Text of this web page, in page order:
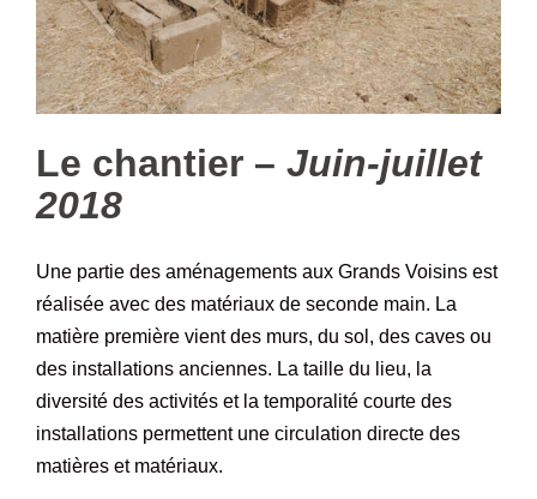
Le chantier – Juin-juillet
2018
Une partie des aménagements aux Grands Voisins est
réalisée avec des matériaux de seconde main. La
matière première vient des murs, du sol, des caves ou
des installations anciennes. La taille du lieu, la
diversité des activités et la temporalité courte des
installations permettent une circulation directe des
matières et matériaux.